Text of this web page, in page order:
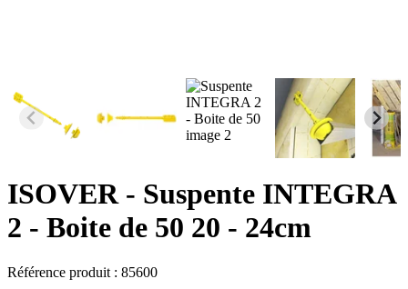
ISOVER- Suspente INTEGRA
2 - Boite de 50 20 - 24cm
Référence produit : 85600